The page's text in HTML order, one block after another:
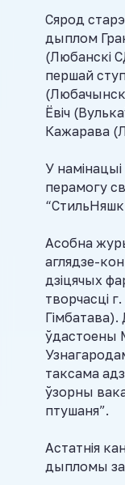
Сярод
дыплом
(Любанскі
першай
Ёвіч
Кажарава
У
перамогу
Асобна
аглядзе-
дзіцячых
творчасці
ўдастоены
таксама
ўзорны
птушаня”.
Астатнія
дыпломы за